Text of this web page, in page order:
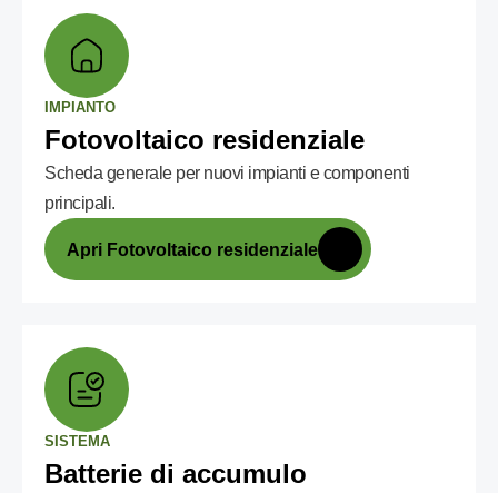
IMPIANTO
Fotovoltaico residenziale
Scheda generale per nuovi impianti e componenti
principali.
Apri Fotovoltaico residenziale
SISTEMA
Batterie di accumulo